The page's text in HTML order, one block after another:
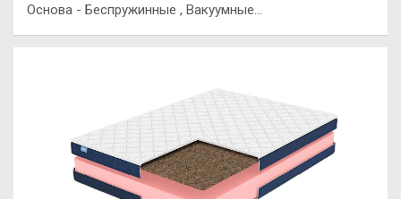
Основа - Беспружинные , Вакуумные…